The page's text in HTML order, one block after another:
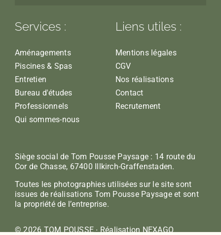
Services :
Aménagements
Piscines & Spas
Entretien
Bureau d'études
Professionnels
Qui sommes-nous
Liens utiles :
Mentions légales
CGV
Nos réalisations
Contact
Recrutement
Siège social de Tom Pousse Paysage : 14 route du
Cor de Chasse, 67400 Illkirch-Graffenstaden.
Toutes les photographies utilisées sur le site sont
issues de réalisations Tom Pousse Paysage et sont
la propriété de l’entreprise.
© 2026 TOM POUSSE ∙ Réalisation NEXAGO